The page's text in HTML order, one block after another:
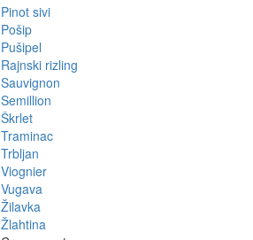
Pinot sivi
Pošip
Pušipel
Rajnski rizling
Sauvignon
Semillion
Škrlet
Traminac
Trbljan
Viognier
Vugava
Žilavka
Žlahtina